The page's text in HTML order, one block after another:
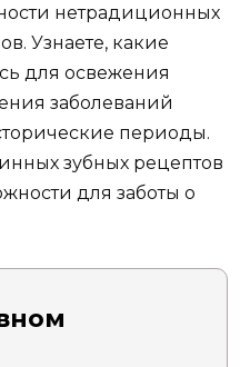
нетрадиционных
Узнаете, какие
для освежения
заболеваний
периоды.
зубных рецептов
для заботы о